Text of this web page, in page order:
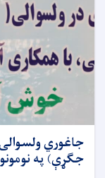
جاغوري
جګړې) په